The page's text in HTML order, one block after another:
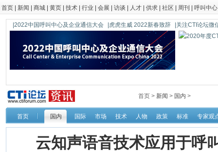
首页 新闻 商城 黄页 技术 行业 会展 访谈 人才 供求 社区 周刊 呼叫中心
|2022中国呼叫中心及企业通信大会 |虎虎生威 2022新春致辞 |关注CTI论坛微
首页 > 新闻 > 国内 >
首页 国内 国际 市场 技术 人物 政策 标准 专家观
云知声语音技术应用于呼